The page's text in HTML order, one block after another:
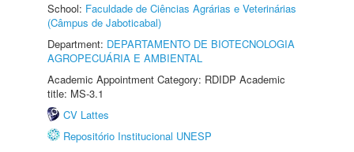
School: Faculdade de Ciências Agrárias e Veterinárias
(Câmpus de Jaboticabal)
Department: DEPARTAMENTO DE BIOTECNOLOGIA
AGROPECUÁRIA E AMBIENTAL
Academic Appointment Category: RDIDP Academic
title: MS-3.1
CV Lattes
Repositório Institucional UNESP